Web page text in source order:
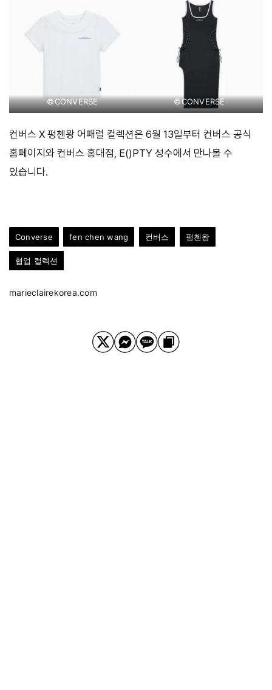
©CONVERSE ©CONVERSE
컨버스 X 펑첸왕 어패럴 컬렉션은 6월 13일부터 컨버스 공식
홈페이지와 컨버스 홍대점, E()PTY 성수에서 만나볼 수
있습니다.
Converse fen chen wang 컨버스 펑첸왕
협업 컬렉션
marieclairekorea.com